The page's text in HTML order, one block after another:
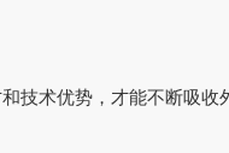
技术优势，才能不断吸收